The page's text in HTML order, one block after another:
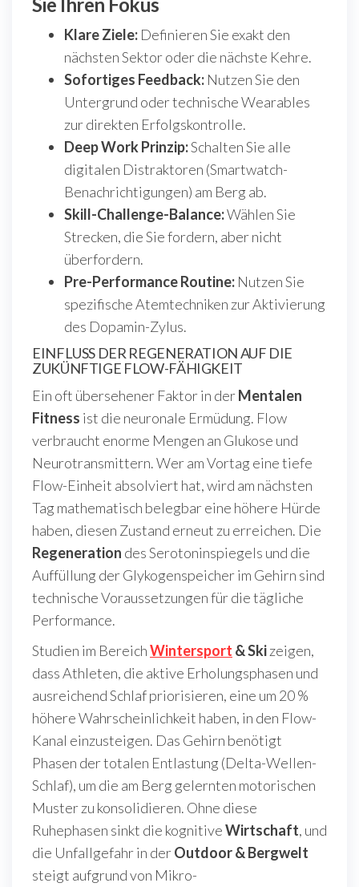
Klare Ziele: Definieren Sie exakt den
nächsten Sektor oder die nächste Kehre.
Sofortiges Feedback: Nutzen Sie den
Untergrund oder technische Wearables
zur direkten Erfolgskontrolle.
Deep Work Prinzip:Schalten Sie alle
digitalen Distraktoren (Smartwatch-
Benachrichtigungen) am Berg ab.
Skill-Challenge-Balance:Wählen Sie
Strecken, die Sie fordern, aber nicht
überfordern.
Pre-Performance Routine: Nutzen Sie
spezifische Atemtechniken zur Aktivierung
des Dopamin-Zylus.
EINFLUSS DER REGENERATION AUF DIE
ZUKÜNFTIGE FLOW-FÄHIGKEIT
Ein oft übersehener Faktor in derMentalen
Fitness ist die neuronale Ermüdung. Flow
verbraucht enorme Mengen an Glukose und
Neurotransmittern. Wer am Vortag eine tiefe
Flow-Einheit absolviert hat, wird am nächsten
Tag mathematisch belegbar eine höhere Hürde
haben, diesen Zustand erneut zu erreichen. Die
Regeneration des Serotoninspiegels und die
Auffüllung der Glykogenspeicher im Gehirn sind
technische Voraussetzungen für die tägliche
Performance.
Studien im BereichWintersport & Skizeigen,
dass Athleten, die aktive Erholungsphasen und
ausreichend Schlaf priorisieren, eine um 20 %
höhere Wahrscheinlichkeit haben, in den Flow-
Kanal einzusteigen. Das Gehirn benötigt
Phasen der totalen Entlastung (Delta-Wellen-
Schlaf), um die am Berg gelernten motorischen
Muster zu konsolidieren. Ohne diese
Ruhephasen sinkt die kognitiveWirtschaft, und
die Unfallgefahr in derOutdoor & Bergwelt
steigt aufgrund von Mikro-